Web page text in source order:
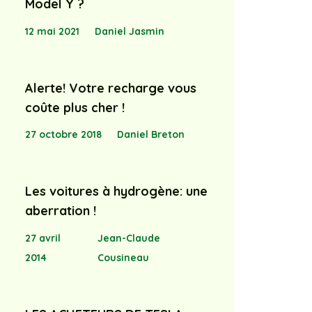
Model Y ?
12 mai 2021 Daniel Jasmin
Alerte! Votre recharge vous
coûte plus cher !
27 octobre 2018 Daniel Breton
Les voitures à hydrogène: une
aberration !
27 avril
2014
Jean-Claude
Cousineau